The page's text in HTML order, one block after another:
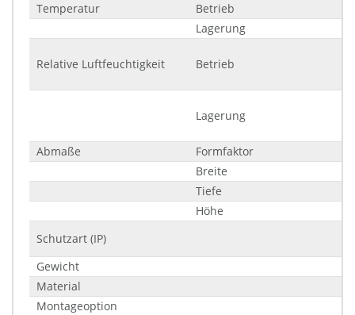
Temperatur
Betrieb
Lagerung
Relative Luftfeuchtigkeit Betrieb
Lagerung
Abmaße
Formfaktor
Breite
Tiefe
Höhe
Schutzart (IP)
Gewicht
Material
Montageoption